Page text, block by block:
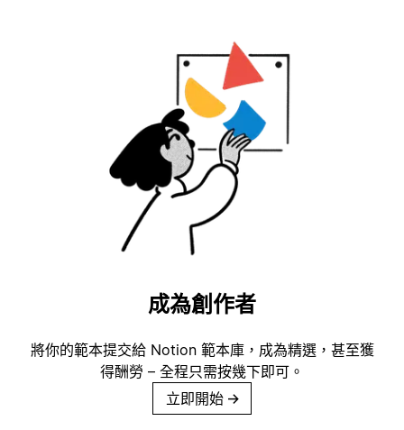
成為創作者
將你的範本提交給 Notion 範本庫，成為精選，甚至獲
得酬勞 – 全程只需按幾下即可。
立即開始 →